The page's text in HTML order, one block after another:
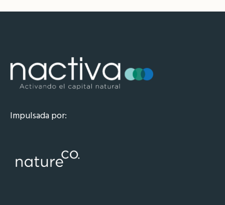
Impulsada por: